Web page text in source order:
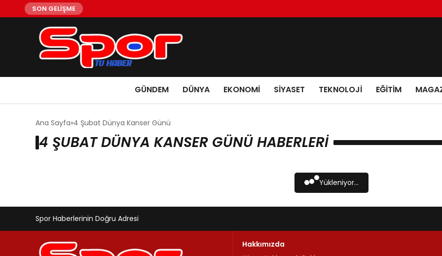
SON GELİŞME
GÜNDEM DÜNYA EKONOMI SIYASET TEKNOLOJI EĞITIM
Ana Sayfa 4 Şubat Dünya Kanser Günü
4 ŞUBAT DÜNYA KANSER GÜNÜ HABERLERI
Yükleniyor...
Spor Haberlerinin Doğru Adresi
Hakkımızda